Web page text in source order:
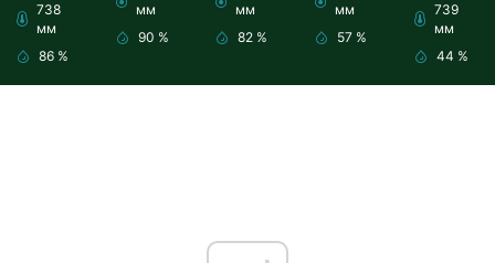
738
мм
86 %
мм
90 %
мм
82 %
мм
57 %
739
мм
44 %